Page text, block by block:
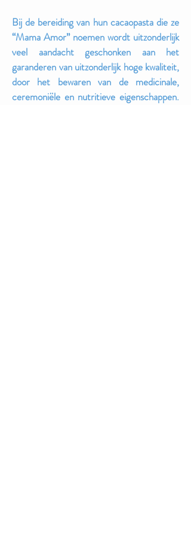
Bij de bereiding van hun cacaopasta die ze
“Mama Amor” noemen wordt uitzonderlijk
veel aandacht geschonken aan het
garanderen van uitzonderlijk hoge kwaliteit,
door het bewaren van de medicinale,
ceremoniële en nutritieve eigenschappen.